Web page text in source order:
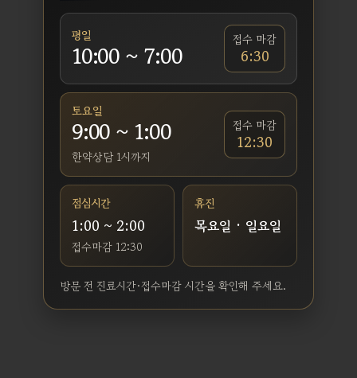
평일
10:00 ~ 7:00
접수 마감
6:30
토요일
9:00 ~ 1:00
한약상담 1시까지
접수 마감
12:30
점심시간
1:00 ~ 2:00
접수마감 12:30
휴진
목요일 · 일요일
방문 전 진료시간·접수마감 시간을 확인해 주세요.